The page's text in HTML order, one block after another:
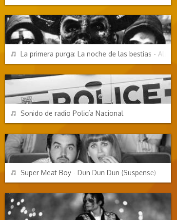
TV Y CINE
REPRODUCIR
La primera purga: La noche de las bestias - Alarma
EFECTOS DE SONIDO
REPRODUCIR
Sonido de radio Policía Nacional
EFECTOS DE SONIDO
REPRODUCIR
Super Meat Boy - Dun Dun Dun (Suspense)
EFECTOS DE SONIDO